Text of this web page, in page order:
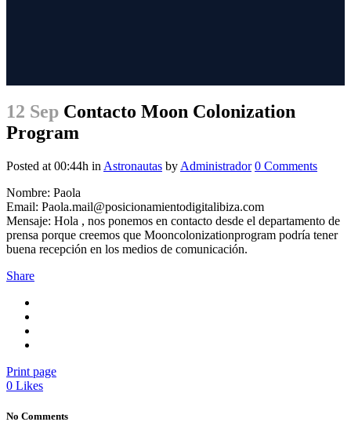
12 Sep Contacto Moon Colonization
Program
Posted at 00:44h in Astronautas by Administrador 0 Comments
Nombre: Paola
Email: Paola.mail@posicionamientodigitalibiza.com
Mensaje: Hola , nos ponemos en contacto desde el departamento de
prensa porque creemos que Mooncolonizationprogram podría tener
buena recepción en los medios de comunicación.
Share
Print page
0 Likes
No Comments